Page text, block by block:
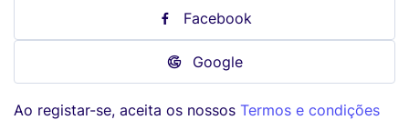
Facebook
Google
Ao registar-se, aceita os nossos Termos e condições